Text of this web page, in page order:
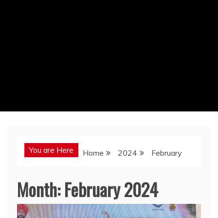
You are Here Home 2024 February
Month:February 2024